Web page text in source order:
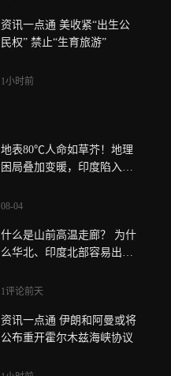
资讯一点通 美收紧“出生公
民权” 禁止“生育旅游”
1小时前
地表80℃人命如草芥！地理
困局叠加变暖，印度陷入无
08-04
什么是山前高温走廊？ 为什
么华北、印度北部容易出现
1评论前天
资讯一点通 伊朗和阿曼或将
公布重开霍尔木兹海峡协议